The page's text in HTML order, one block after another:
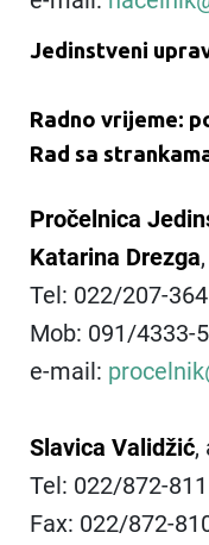
Jedinstveni
Radno vrijeme:
Rad sa
Pročelnica
Katarina Drezga
Tel: 022/207-364
Mob: 091/4333-
e-mail:
Slavica Validžić,
Tel: 022/872-811
Fax: 022/872-